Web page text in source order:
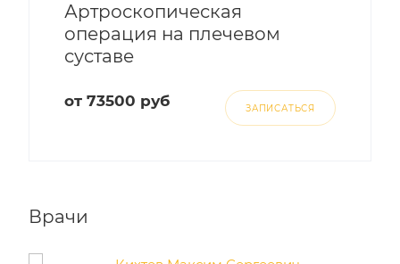
Артроскопическая
операция на плечевом
суставе
от 73500 руб ЗАПИСАТЬСЯ
Врачи